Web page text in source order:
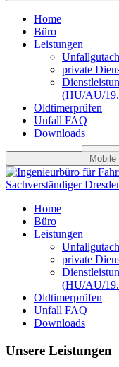
Home
Büro
Leistungen
private
(HU/AU/
Oldtimerprüfen
Unfall FAQ
Downloads
Mobile
Home
Büro
Leistungen
private
(HU/AU/
Oldtimerprüfen
Unfall FAQ
Downloads
Unsere Leistungen